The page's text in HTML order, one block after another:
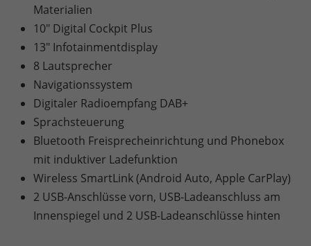
Materialien
10" Digital Cockpit Plus
13" Infotainmentdisplay
8 Lautsprecher
Navigationssystem
Digitaler Radioempfang DAB+
Sprachsteuerung
Bluetooth Freisprecheinrichtung und Phonebox
mit induktiver Ladefunktion
Wireless SmartLink (Android Auto, Apple CarPlay)
2 USB-Anschlüsse vorn, USB-Ladeanschluss am
Innenspiegel und 2 USB-Ladeanschlüsse hinten